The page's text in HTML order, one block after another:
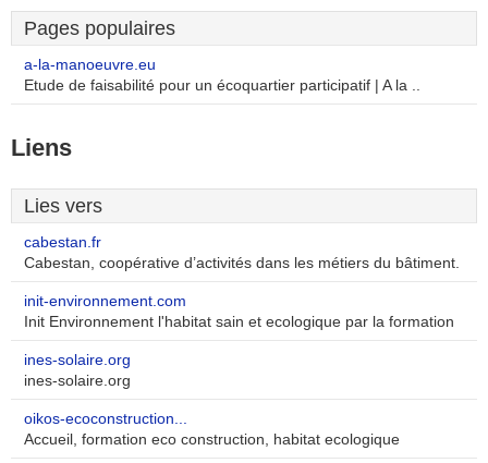
Pages populaires
a-la-manoeuvre.eu
Etude de faisabilité pour un écoquartier participatif | A la ..
Liens
Lies vers
cabestan.fr
Cabestan, coopérative d’activités dans les métiers du bâtiment.
init-environnement.com
Init Environnement l'habitat sain et ecologique par la formation
ines-solaire.org
ines-solaire.org
oikos-ecoconstruction...
Accueil, formation eco construction, habitat ecologique